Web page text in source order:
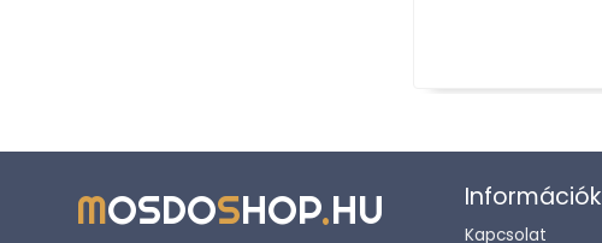
MOSDOSHOP.HU Információk
Kapcsolat